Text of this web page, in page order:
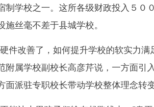
制学校之一。这所各级财政投入５０
施丝毫不差于县城学校。
改善了，如何提升学校的软实力满
附属学校副校长高彦芹说，一方面引
面派驻专职校长带动学校整体理念转